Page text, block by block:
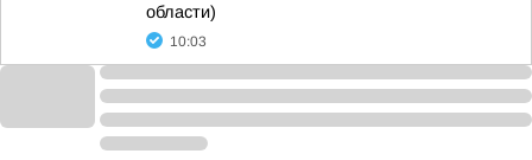
области)
10:03